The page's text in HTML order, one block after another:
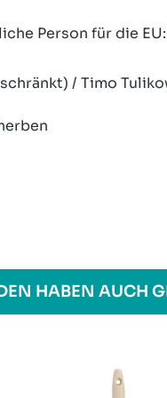
Person für die EU:
/ Timo
HABEN AUCH